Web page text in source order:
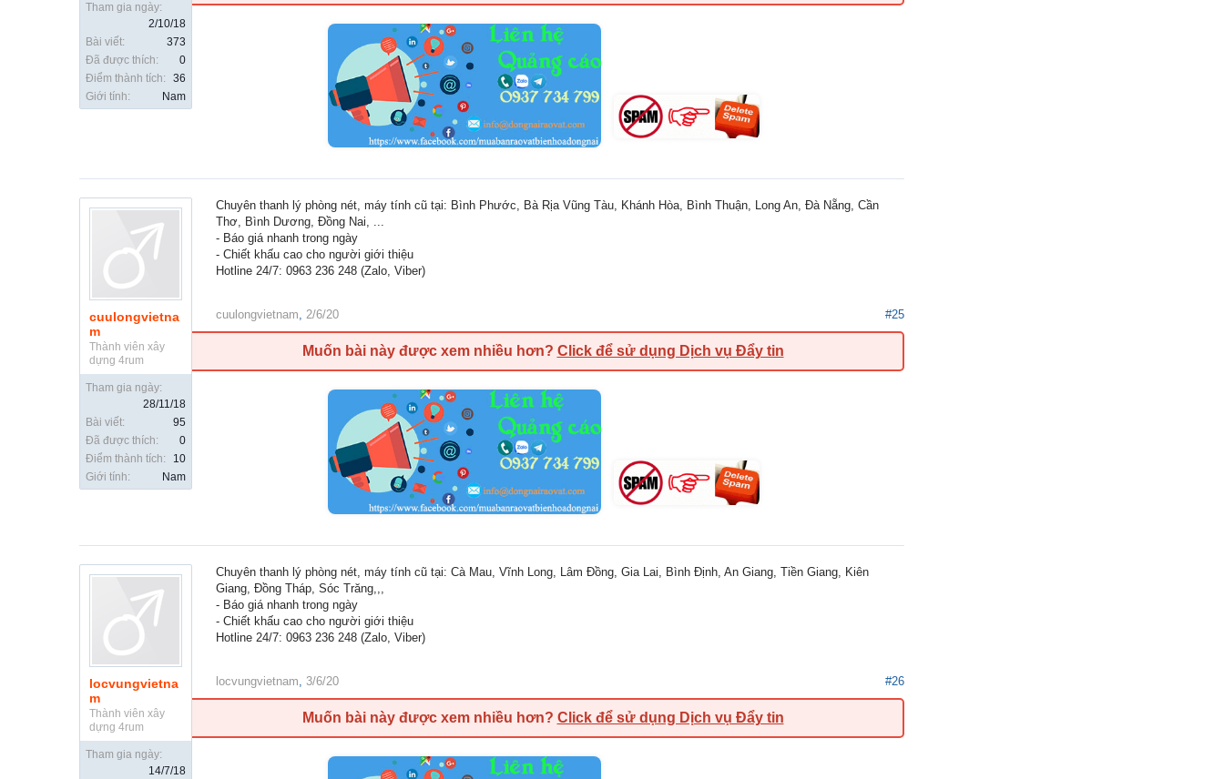
Tham gia ngày:
2/10/18
Bài viết:
373
Đã được thích:
0
Điểm thành tích:
36
Giới tính:
Nam
cuulongvietna
m
Thành viên xây
dựng 4rum
Tham gia ngày:
28/11/18
Bài viết:
95
Đã được thích:
0
Điểm thành tích:
10
Giới tính:
Nam
Chuyên thanh lý phòng nét, máy tính cũ tại: Bình Phước, Bà Rịa Vũng Tàu, Khánh Hòa, Bình Thuận, Long An, Đà Nẵng, Cần
Thơ, Bình Dương, Đồng Nai, ...
- Báo giá nhanh trong ngày
- Chiết khấu cao cho người giới thiệu
Hotline 24/7: 0963 236 248 (Zalo, Viber)
cuulongvietnam, 2/6/20 #25
Muốn bài này được xem nhiều hơn? Click để sử dụng Dịch vụ Đẩy tin
locvungvietna
m
Thành viên xây
dựng 4rum
Tham gia ngày:
14/7/18
Chuyên thanh lý phòng nét, máy tính cũ tại: Cà Mau, Vĩnh Long, Lâm Đồng, Gia Lai, Bình Định, An Giang, Tiền Giang, Kiên
Giang, Đồng Tháp, Sóc Trăng,,,
- Báo giá nhanh trong ngày
- Chiết khấu cao cho người giới thiệu
Hotline 24/7: 0963 236 248 (Zalo, Viber)
locvungvietnam 3/6/20 #26
Muốn bài này được xem nhiều hơn? Click để sử dụng Dịch vụ Đẩy tin